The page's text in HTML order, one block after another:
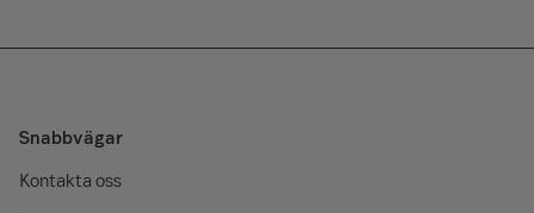
Snabbvägar
Kontakta oss